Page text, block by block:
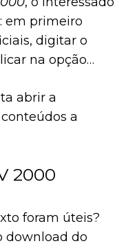
em primeiro
digitar o
na opção
abrir a
a
2000
foram úteis?
download do